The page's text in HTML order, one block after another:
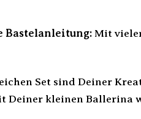
Bastelanleitung:Mit
Set sind Deiner
Deiner kleinen Ballerina